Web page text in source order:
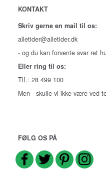
KONTAKT
Skriv gerne en mail til os:
alletider@alletider.dk
- og du kan forvente svar ret
Eller ring til os:
Tlf.: 28 499 100
Men - skulle vi ikke være ved
FØLG OS PÅ